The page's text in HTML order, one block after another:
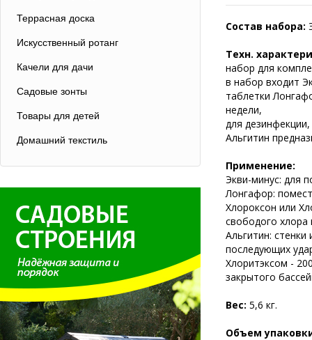
Террасная доска
Искусственный ротанг
Качели для дачи
Садовые зонты
Товары для детей
Домашний текстиль
Состав набора:
Техн.
набор для
в набор входит
таблетки
недели,
для
Альгитин
Применение:
Экви-минус: для
Лонгафор:
Хлороксон или
свободого хлора
Альгитин:
последующих
Хлоритэксом -
закрытого
Вес: 5,6 кг.
Объем